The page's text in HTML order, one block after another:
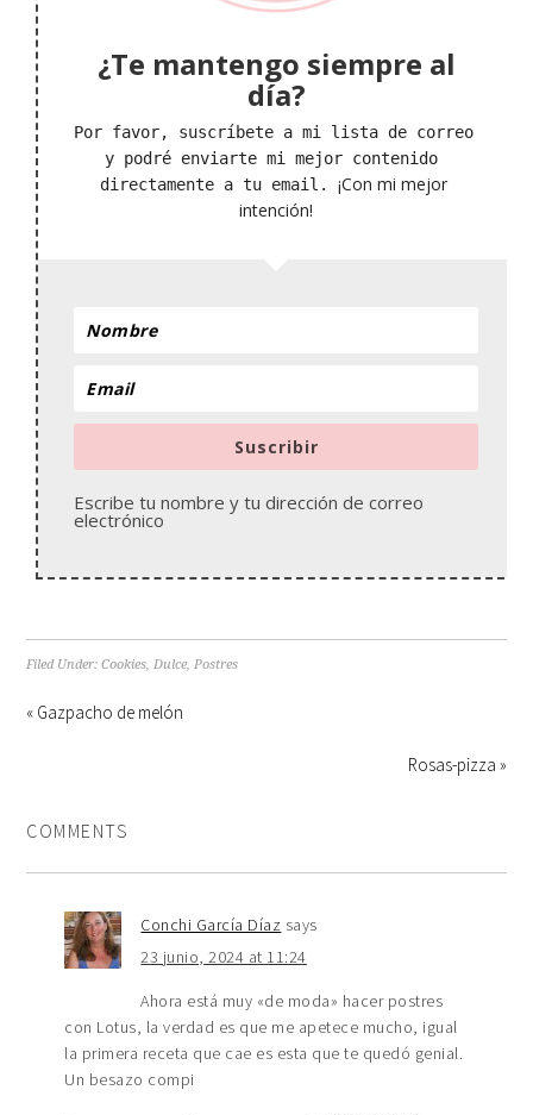
¿Te mantengo siempre al
día?
Por favor, suscríbete a mi lista de correo
y podré enviarte mi mejor contenido
directamente a tu email. ¡Con mi mejor
intención!
Suscribir
Escribe tu nombre y tu dirección de correo
electrónico
Filed Under:Cookies,Dulce,Postres
« Gazpacho de melón
Rosas-pizza »
COMMENTS
Conchi García Díaz says
23 junio, 2024 at 11:24
Ahora está muy «de moda» hacer postres
con Lotus, la verdad es que me apetece mucho, igual
la primera receta que cae es esta que te quedó genial.
Un besazo compi